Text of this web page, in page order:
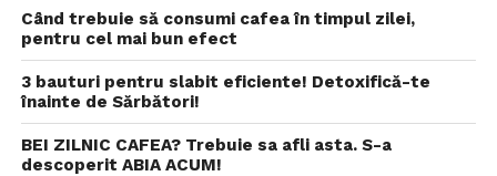
Când trebuie să consumi cafea în timpul zilei,
pentru cel mai bun efect
3 bauturi pentru slabit eficiente! Detoxifică-te
înainte de Sărbători!
BEI ZILNIC CAFEA? Trebuie sa afli asta. S-a
descoperit ABIA ACUM!